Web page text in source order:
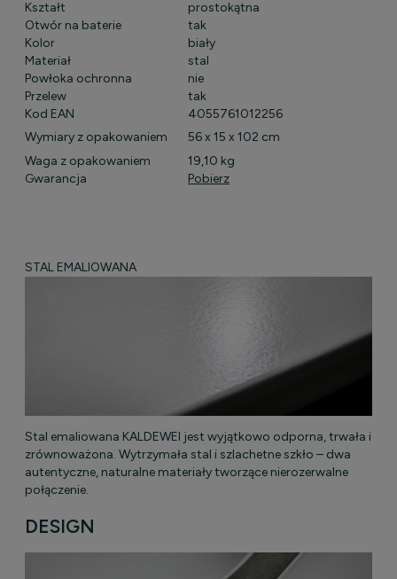
Kształt
prostokątna
Otwór na baterie
tak
Kolor
biały
Materiał
stal
Powłoka ochronna
nie
Przelew
tak
Kod EAN
4055761012256
Wymiary z opakowaniem
56 x 15 x 102 cm
Waga z opakowaniem
19,10 kg
Gwarancja
Pobierz
STAL EMALIOWANA
Stal emaliowana KALDEWEI jest wyjątkowo odporna, trwała i
zrównoważona. Wytrzymała stal i szlachetne szkło – dwa
autentyczne, naturalne materiały tworzące nierozerwalne
połączenie.
DESIGN